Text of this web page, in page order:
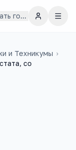
город
и Техникумы ›
со